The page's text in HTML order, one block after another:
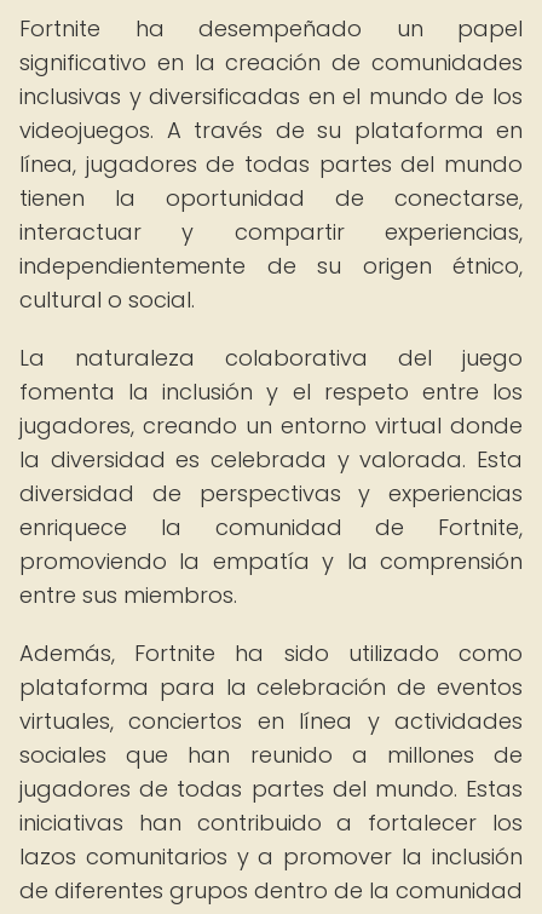
Fortnite ha desempeñado un papel
significativo en la creación de comunidades
inclusivas y diversificadas en el mundo de los
videojuegos. A través de su plataforma en
línea, jugadores de todas partes del mundo
tienen la oportunidad de conectarse,
interactuar y compartir experiencias,
independientemente de su origen étnico,
cultural o social.
La naturaleza colaborativa del juego
fomenta la inclusión y el respeto entre los
jugadores, creando un entorno virtual donde
la diversidad es celebrada y valorada. Esta
diversidad de perspectivas y experiencias
enriquece la comunidad de Fortnite,
promoviendo la empatía y la comprensión
entre sus miembros.
Además, Fortnite ha sido utilizado como
plataforma para la celebración de eventos
virtuales, conciertos en línea y actividades
sociales que han reunido a millones de
jugadores de todas partes del mundo. Estas
iniciativas han contribuido a fortalecer los
lazos comunitarios y a promover la inclusión
de diferentes grupos dentro de la comunidad